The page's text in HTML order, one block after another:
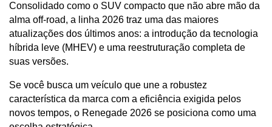
Consolidado como o SUV compacto que não abre mão da
alma off-road, a linha 2026 traz uma das maiores
atualizações dos últimos anos: a introdução da tecnologia
híbrida leve (MHEV) e uma reestruturação completa de
suas versões.
Se você busca um veículo que une a robustez
característica da marca com a eficiência exigida pelos
novos tempos, o Renegade 2026 se posiciona como uma